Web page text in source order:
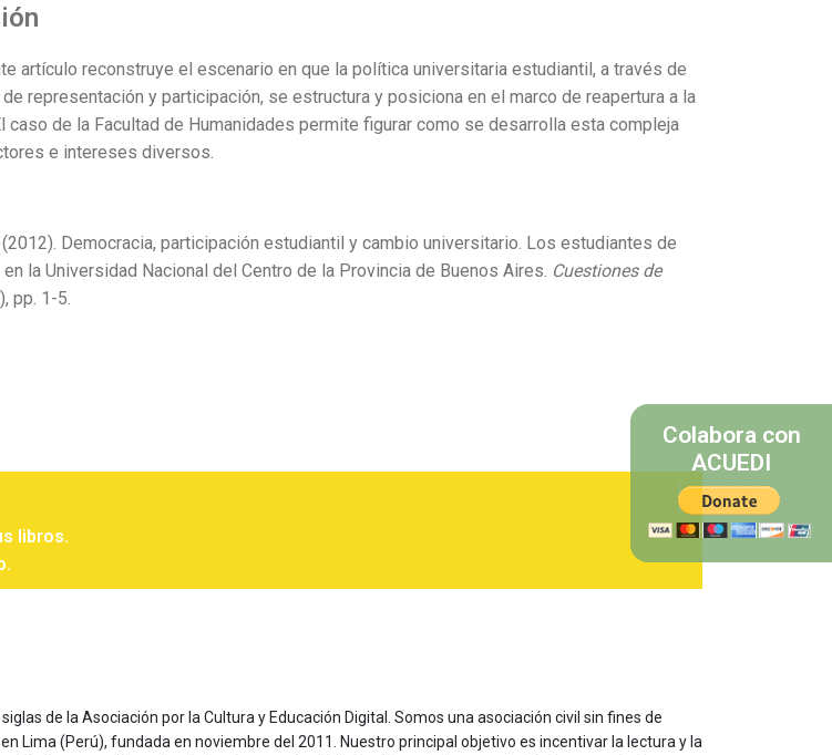
artículo reconstruye el escenario en que la política universitaria estudiantil, a través de
representación y participación, se estructura y posiciona en el marco de reapertura a la
caso de la Facultad de Humanidades permite figurar como se desarrolla esta compleja
e intereses diversos.
(2012). Democracia, participación estudiantil y cambio universitario. Los estudiantes de
la Universidad Nacional del Centro de la Provincia de Buenos Aires. Cuestiones de
pp. 1-5.
libros.
siglas de la Asociación por la Cultura y Educación Digital. Somos una asociación civil sin fines de
en Lima (Perú), fundada en noviembre del 2011. Nuestro principal objetivo es incentivar la lectura y la
Colabora con
ACUEDI